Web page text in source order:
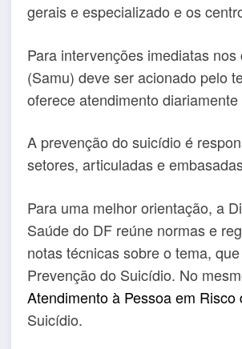
gerais e especializado e os
Para intervenções imediatas
(Samu) deve ser acionado pelo
oferece atendimento
A prevenção do suicídio é
setores, articuladas e
Para uma melhor orientação, a
Saúde do DF reúne normas e
notas técnicas sobre o tema,
Prevenção do Suicídio. No
Atendimento à Pessoa em Risco
Suicídio.